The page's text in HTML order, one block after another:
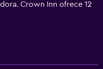
Crown Inn ofrece 12
botella de agua
Se ofrece